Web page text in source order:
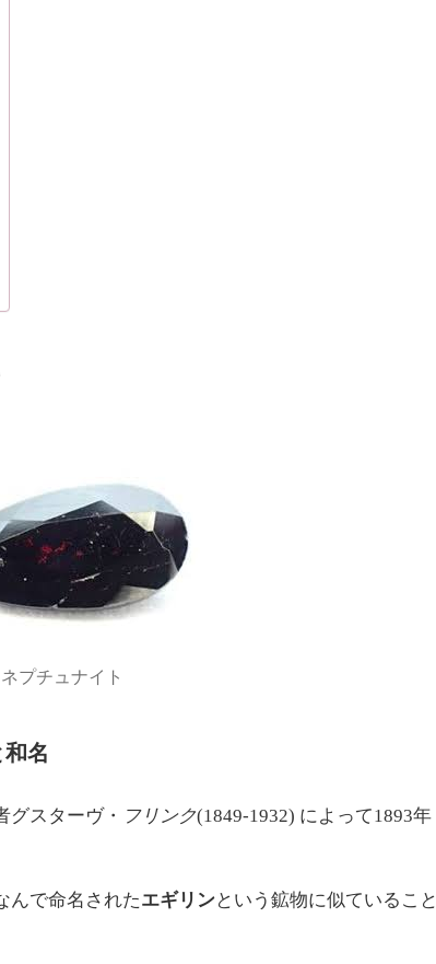
ネプチュナイト
名
スターヴ・ フリンク(1849-1932) によって1893年
んで命名されたエギリンという鉱物に似ていること